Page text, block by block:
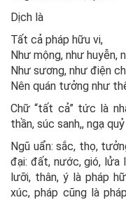
Dịch là
Tất cả pháp hữu vi,
Như mộng, như huyễn,
Như sương, như điện
Nên quán tưởng như
Chữ “tất cả” tức là
thần, súc sanh,, ngạ
Ngũ uẩn: sắc, thọ,
đại: đất, nước, gió, lửa
lưỡi, thân, ý là pháp
xúc, pháp cũng là